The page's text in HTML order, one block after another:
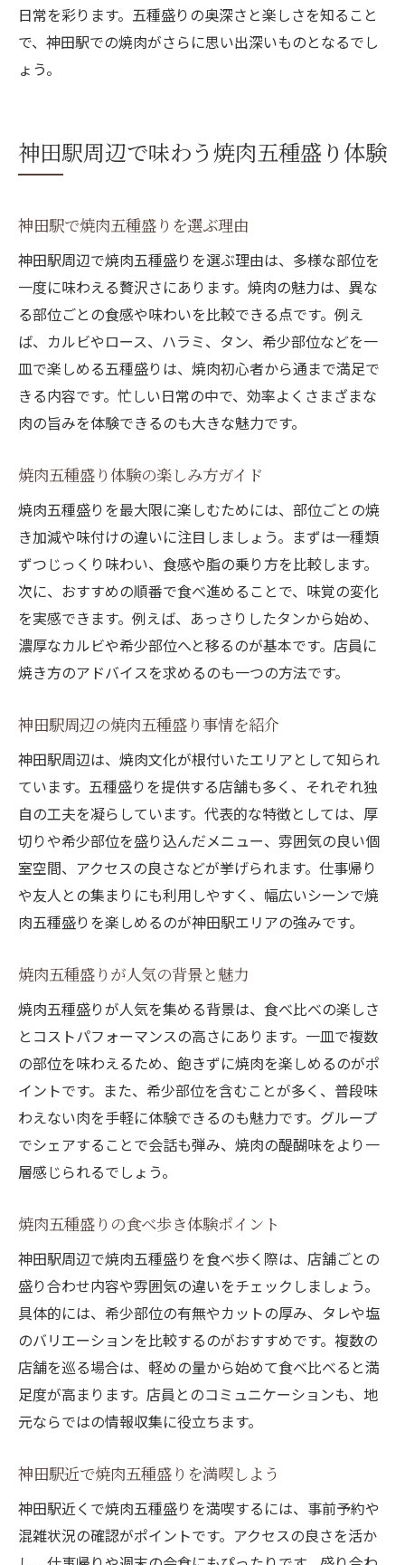
日常を彩ります。五種盛りの奥深さと楽しさを知ること
で、神田駅での焼肉がさらに思い出深いものとなるでし
ょう。
神田駅周辺で味わう焼肉五種盛り体験
神田駅で焼肉五種盛りを選ぶ理由
神田駅周辺で焼肉五種盛りを選ぶ理由は、多様な部位を
一度に味わえる贅沢さにあります。焼肉の魅力は、異な
る部位ごとの食感や味わいを比較できる点です。例え
ば、カルビやロース、ハラミ、タン、希少部位などを一
皿で楽しめる五種盛りは、焼肉初心者から通まで満足で
きる内容です。忙しい日常の中で、効率よくさまざまな
肉の旨みを体験できるのも大きな魅力です。
焼肉五種盛り体験の楽しみ方ガイド
焼肉五種盛りを最大限に楽しむためには、部位ごとの焼
き加減や味付けの違いに注目しましょう。まずは一種類
ずつじっくり味わい、食感や脂の乗り方を比較します。
次に、おすすめの順番で食べ進めることで、味覚の変化
を実感できます。例えば、あっさりしたタンから始め、
濃厚なカルビや希少部位へと移るのが基本です。店員に
焼き方のアドバイスを求めるのも一つの方法です。
神田駅周辺の焼肉五種盛り事情を紹介
神田駅周辺は、焼肉文化が根付いたエリアとして知られ
ています。五種盛りを提供する店舗も多く、それぞれ独
自の工夫を凝らしています。代表的な特徴としては、厚
切りや希少部位を盛り込んだメニュー、雰囲気の良い個
室空間、アクセスの良さなどが挙げられます。仕事帰り
や友人との集まりにも利用しやすく、幅広いシーンで焼
肉五種盛りを楽しめるのが神田駅エリアの強みです。
焼肉五種盛りが人気の背景と魅力
焼肉五種盛りが人気を集める背景は、食べ比べの楽しさ
とコストパフォーマンスの高さにあります。一皿で複数
の部位を味わえるため、飽きずに焼肉を楽しめるのがポ
イントです。また、希少部位を含むことが多く、普段味
わえない肉を手軽に体験できるのも魅力です。グループ
でシェアすることで会話も弾み、焼肉の醍醐味をより一
層感じられるでしょう。
焼肉五種盛りの食べ歩き体験ポイント
神田駅周辺で焼肉五種盛りを食べ歩く際は、店舗ごとの
盛り合わせ内容や雰囲気の違いをチェックしましょう。
具体的には、希少部位の有無やカットの厚み、タレや塩
のバリエーションを比較するのがおすすめです。複数の
店舗を巡る場合は、軽めの量から始めて食べ比べると満
足度が高まります。店員とのコミュニケーションも、地
元ならではの情報収集に役立ちます。
神田駅近で焼肉五種盛りを満喫しよう
神田駅近くで焼肉五種盛りを満喫するには、事前予約や
混雑状況の確認がポイントです。アクセスの良さを活か